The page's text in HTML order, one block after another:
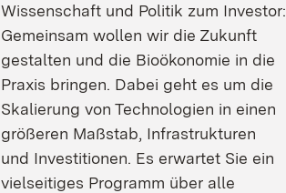
Wissenschaft und Politik zum Investor:
Gemeinsam wollen wir die Zukunft
gestalten und die Bioökonomie in die
Praxis bringen. Dabei geht es um die
Skalierung von Technologien in einen
größeren Maßstab, Infrastrukturen
und Investitionen. Es erwartet Sie ein
vielseitiges Programm über alle